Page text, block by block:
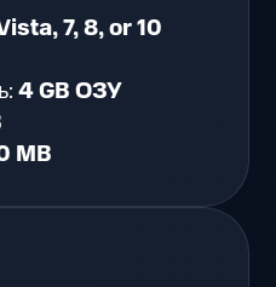
7, 8, or 10
4 GB ОЗУ
MB